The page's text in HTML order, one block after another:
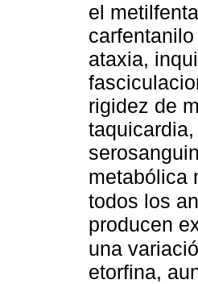
el
ataxia,
rigidez de
metabólica
todos los
producen
una
etorfina,